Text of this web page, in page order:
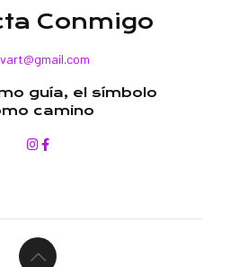
Instinto digital
Conmigo
guía, el símbolo
camino